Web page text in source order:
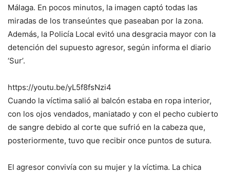
Málaga. En pocos minutos, la imagen captó todas las
miradas de los transeúntes que paseaban por la zona.
Además, la Policía Local evitó una desgracia mayor con la
detención del supuesto agresor, según informa el diario
‘Sur’.
https://youtu.be/yL5f8fsNzi4
Cuando la víctima salió al balcón estaba en ropa interior,
con los ojos vendados, maniatado y con el pecho cubierto
de sangre debido al corte que sufrió en la cabeza que,
posteriormente, tuvo que recibir once puntos de sutura.
El agresor convivía con su mujer y la víctima. La chica